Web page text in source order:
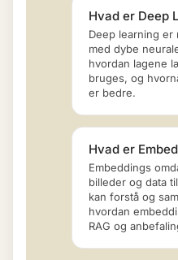
Hvad er Deep
Deep learning er
med dybe
hvordan lagene
bruges, og
er bedre.
Hvad er
Embeddings
billeder og data
kan forstå og
hvordan
RAG og